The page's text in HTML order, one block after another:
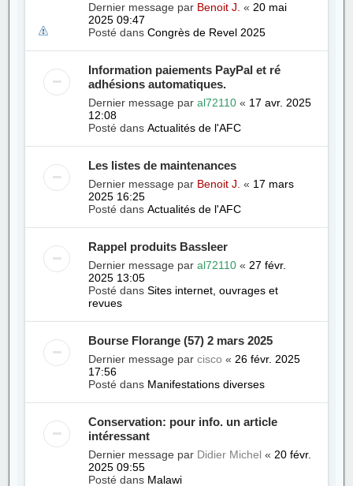
Dernier message par Benoit J. « 20 mai
2025 09:47
Posté dansCongrès de Revel 2025
Information paiements PayPal et ré
adhésions automatiques.
Dernier message paral72110 « 17 avr. 2025
12:08
Posté dansActualités de l'AFC
Les listes de maintenances
Dernier message par Benoit J. « 17 mars
2025 16:25
Posté dansActualités de l'AFC
Rappel produits Bassleer
Dernier message paral72110 « 27 févr.
2025 13:05
Posté dansSites internet, ouvrages et
revues
Bourse Florange (57) 2 mars 2025
Dernier message parcisco « 26 févr. 2025
17:56
Posté dans Manifestations diverses
Conservation: pour info. un article
intéressant
Dernier message par Didier Michel « 20 févr.
2025 09:55
Posté dans Malawi